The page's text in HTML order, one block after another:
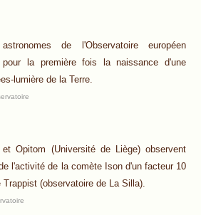
de l'Observatoire européen
pour la première fois la naissance d'une
lumière de la Terre.
et Opitom (Université de Liège) observent
l'activité de la comète Ison d'un facteur 10
(observatoire de La Silla).